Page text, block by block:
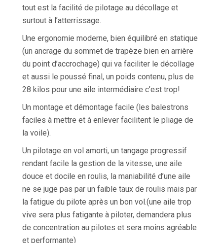
tout est la facilité de pilotage au décollage et
surtout à l’atterrissage.
Une ergonomie moderne, bien équilibré en statique
(un ancrage du sommet de trapèze bien en arrière
du point d’accrochage) qui va faciliter le décollage
et aussi le poussé final, un poids contenu, plus de
28 kilos pour une aile intermédiaire c’est trop!
Un montage et démontage facile (les balestrons
faciles à mettre et à enlever facilitent le pliage de
la voile).
Un pilotage en vol amorti, un tangage progressif
rendant facile la gestion de la vitesse, une aile
douce et docile en roulis, la maniabilité d’une aile
ne se juge pas par un faible taux de roulis mais par
la fatigue du pilote après un bon vol.(une aile trop
vive sera plus fatigante à piloter, demandera plus
de concentration au pilotes et sera moins agréable
et performante)